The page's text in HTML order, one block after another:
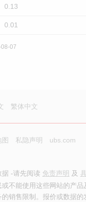
0.13
0.01
07
繁体中文
私隐声明 ubs.com
-请先阅读 免责声明 及
或不能使用这些网站的产
销售限制。报价或数据